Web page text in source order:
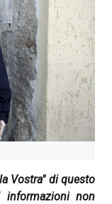
Vostra" di questo
informazioni non